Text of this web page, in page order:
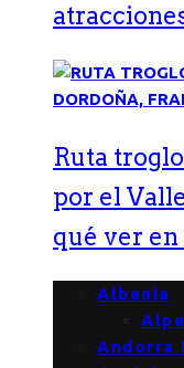
Ruta
por el
qué ver en
Albania
Andorra